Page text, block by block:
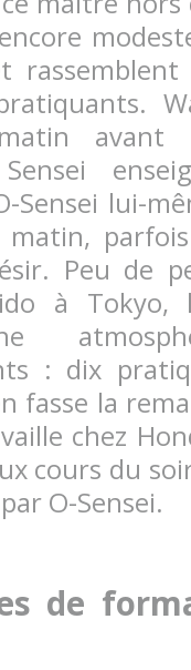
avant
Sensei
Sensei lui-
matin,
Peu de
à
: dix
fasse la
chez
cours du
O-Sensei.
de